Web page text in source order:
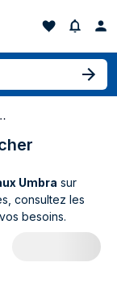
Umbra
Umbra sur
consultez les
besoins.